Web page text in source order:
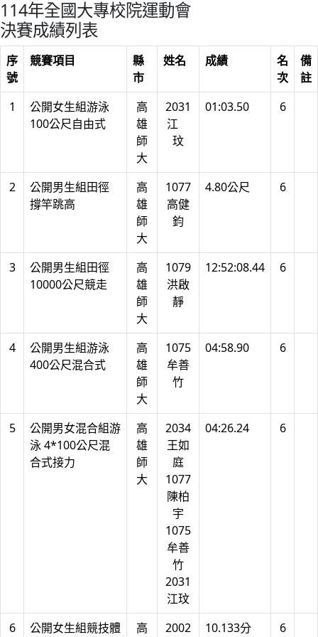
114年全國大專校院運動會
決賽成績列表
序
號
競賽項目
縣
市
姓名 成績
名
次
備
註
1
公開女生組游泳
100公尺自由式
高
雄
師
大
2031
江
玟
01:03.50 6
2
公開男生組田徑
撐竿跳高
高
雄
師
大
1077
高健
鈞
4.80公尺 6
3
公開男生組田徑
10000公尺競走
高
雄
師
大
1079
洪啟
靜
12:52:08.44 6
4
公開男生組游泳
400公尺混合式
高
雄
師
大
1075
牟善
竹
04:58.90 6
5
公開男女混合組游
泳 4*100公尺混
合式接力
高
雄
師
大
2034
王如
庭
1077
陳柏
宇
1075
牟善
竹
2031
江玟
04:26.24 6
6 公開女生組競技體 高 2002 10.133分 6